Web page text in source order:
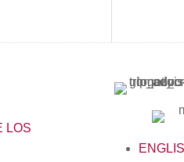
LOS